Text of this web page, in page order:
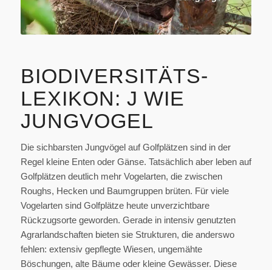
BIODIVERSITÄTS-
LEXIKON: J WIE
JUNGVOGEL
Die sichbarsten Jungvögel auf Golfplätzen sind in der
Regel kleine Enten oder Gänse. Tatsächlich aber leben auf
Golfplätzen deutlich mehr Vogelarten, die zwischen
Roughs, Hecken und Baumgruppen brüten. Für viele
Vogelarten sind Golfplätze heute unverzichtbare
Rückzugsorte geworden. Gerade in intensiv genutzten
Agrarlandschaften bieten sie Strukturen, die anderswo
fehlen: extensiv gepflegte Wiesen, ungemähte
Böschungen, alte Bäume oder kleine Gewässer. Diese